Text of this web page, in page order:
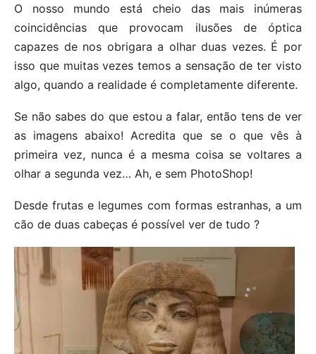
O nosso mundo está cheio das mais inúmeras
coincidências que provocam ilusões de óptica
capazes de nos obrigara a olhar duas vezes. É por
isso que muitas vezes temos a sensação de ter visto
algo, quando a realidade é completamente diferente.
Se não sabes do que estou a falar, então tens de ver
as imagens abaixo! Acredita que se o que vês à
primeira vez, nunca é a mesma coisa se voltares a
olhar a segunda vez… Ah, e sem PhotoShop!
Desde frutas e legumes com formas estranhas, a um
cão de duas cabeças é possível ver de tudo ?